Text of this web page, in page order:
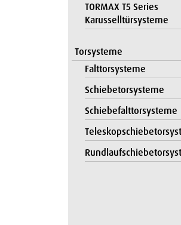
TORMAX T5 Series
Karusselltürsysteme
Torsysteme
Falttorsysteme
Schiebetorsysteme
Schiebefalttorsysteme